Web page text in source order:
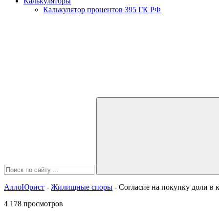
Калькулятор процентов 395 ГК РФ
АллоЮрист - Жилищные споры - Согласие на покупку доли в
4 178 просмотров